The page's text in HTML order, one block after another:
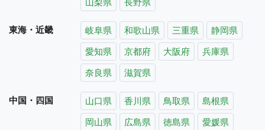
東海・近畿 岐阜県 和歌山県 三重県
静岡県
愛知県
京都府 大阪府
兵庫県
奈良県
滋賀県
中国・四国 山口県 香川県 鳥取県
島根県
岡山県
広島県 徳島県
愛媛県